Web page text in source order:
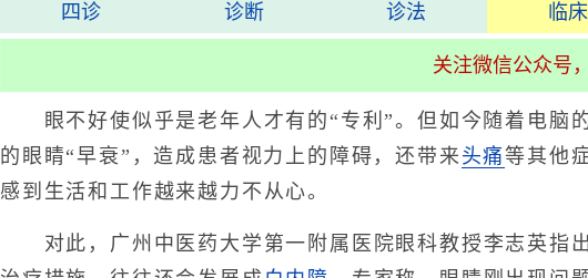
四诊 诊断 诊法 临床
关注微信公众号
眼不好使似乎是老年人才有的“专利”。但如今随着电脑
的眼睛“早衰”，造成患者视力上的障碍，还带来 头痛等其他
感到生活和工作越来越力不从心。
对此，广州中医药大学第一附属医院眼科教授李志英指